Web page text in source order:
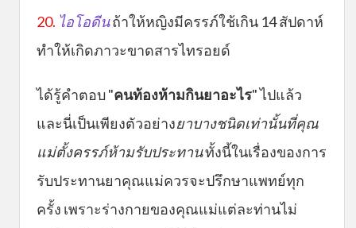
20. ไอโอดีนถ้าให้หญิงมีครรภ์ใช้เกิน 14 สัปดาห์
ทำให้เกิดภาวะขาดสารไทรอยด์
ได้รู้คำตอบ "คนท้องห้ามกินยาอะไร" ไปแล้ว
และนี่เป็นเพียงตัวอย่างยาบางชนิดเท่านั้นที่คุณ
แม่ตั้งครรภ์ห้ามรับประทานทั้งนี้ในเรื่องของการ
รับประทานยาคุณแม่ควรจะปรึกษาแพทย์ทุก
ครั้ง เพราะร่างกายของคุณแม่แต่ละท่านไม่